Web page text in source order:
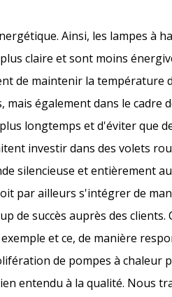
Ainsi, les lampes à
claire et sont moins
de maintenir la température
également dans le cadre
longtemps et d'éviter que
investir dans des volets
silencieuse et entièrement
par ailleurs s'intégrer de
de succès auprès des clients.
et ce, de manière
de pompes à chaleur
entendu à la qualité. Nous